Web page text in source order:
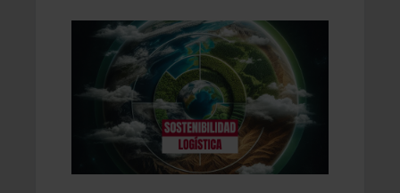
EMPRESA
DE
LOGÍSTICA
PUEDE
AYUDARTE
EN
TU
SOSTENIBILIDAD